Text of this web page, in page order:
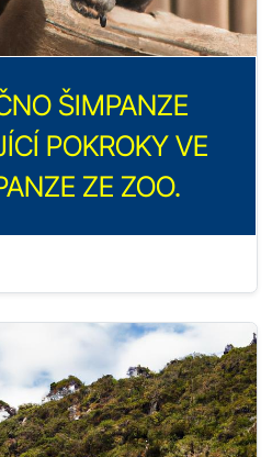
ŠIMPANZE
POKROKY VE
ZE ZOO.